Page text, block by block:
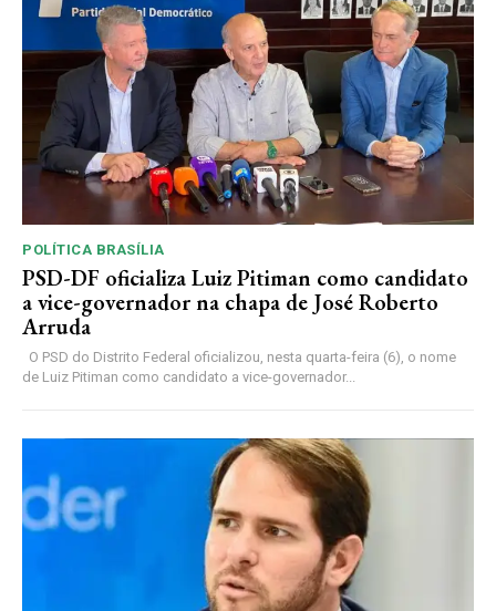
POLÍTICA BRASÍLIA
PSD-DF oficializa Luiz Pitiman como candidato
a vice-governador na chapa de José Roberto
Arruda
de Luiz Pitiman como candidato a vice-governador...